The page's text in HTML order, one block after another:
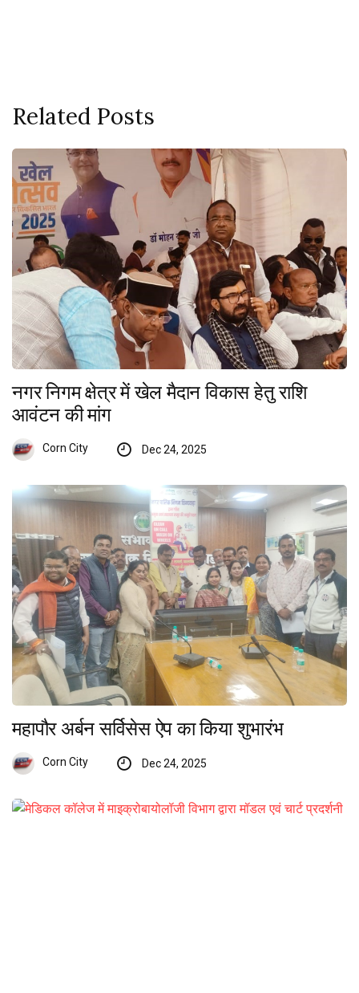
Related Posts
नगर निगम क्षेत्र में खेल मैदान विकास हेतु राशि
आवंटन की मांग
Corn City Dec 24, 2025
महापौर अर्बन सर्विसेस ऐप का किया शुभारंभ
Corn City Dec 24, 2025